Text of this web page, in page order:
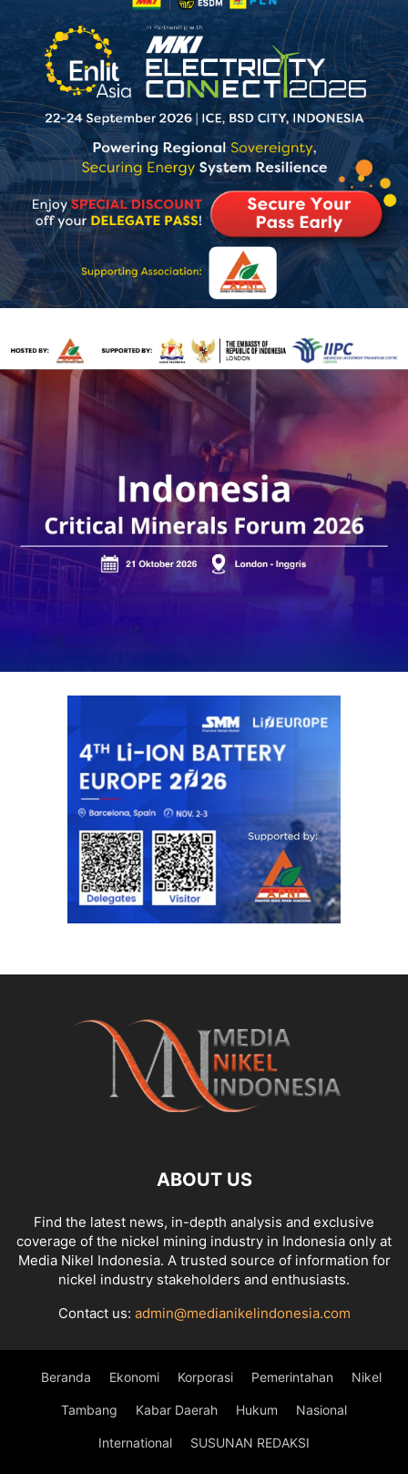
ABOUT US
Find the latest news, in-depth analysis and exclusive
coverage of the nickel mining industry in Indonesia only at
Media Nikel Indonesia. A trusted source of information for
nickel industry stakeholders and enthusiasts.
Contact us: admin@medianikelindonesia.com
Beranda Ekonomi Korporasi Pemerintahan Nikel
Tambang Kabar Daerah Hukum Nasional
International SUSUNAN REDAKSI